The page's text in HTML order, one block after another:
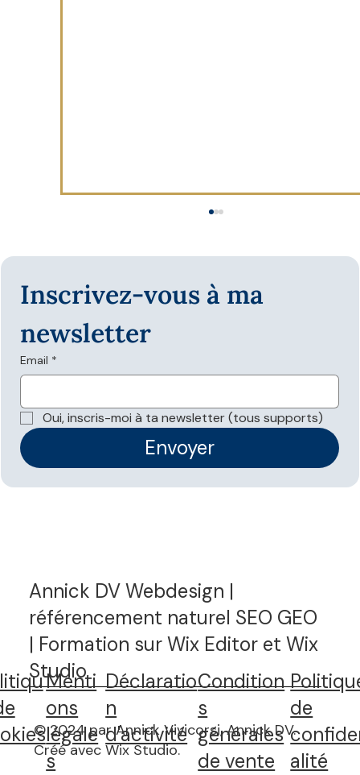
nécessaires pour apparaître dans les
réponses IA ?
Inscrivez-vous à ma
newsletter
Email *
Oui, inscris-moi à ta newsletter (tous supports)
Envoyer
Annick DV Webdesign |
référencement naturel SEO GEO
| Formation sur Wix Editor et Wix
Studio
Menti
ons
légale
s
Déclaratio
n
d'activité
de
alité
Condition
s
générales
de vente
© 2024 par Annick Vivicorsi, Annick DV.
Créé avec Wix Studio.